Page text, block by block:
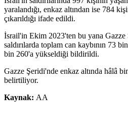
yaralandığı, enkaz altından ise 784
çıkarıldığı ifade edildi.
İsrail'in Ekim 2023'ten bu yana
saldırılarda toplam can kaybının 73
bin 260'a yükseldiği bildirildi.
Gazze Şeridi'nde enkaz altında hâlâ
belirtiliyor.
Kaynak: AA